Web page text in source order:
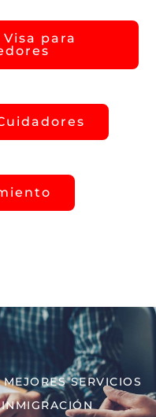
para
SERVICIOS